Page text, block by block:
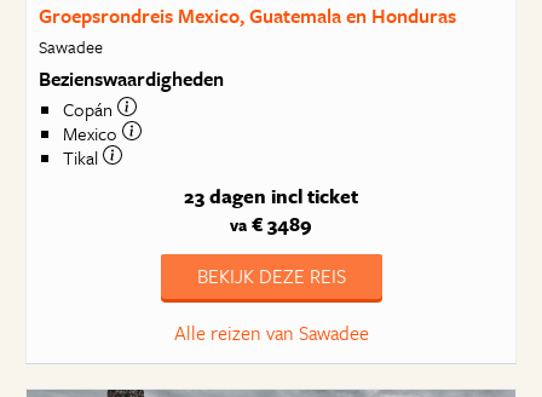
Groepsrondreis Mexico, Guatemala en Honduras
Sawadee
Bezienswaardigheden
Copán
Mexico
Tikal
23 dagen incl ticket
va € 3489
BEKIJK DEZE REIS
Alle reizen van Sawadee